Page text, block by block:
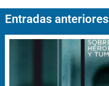
Entradas anteriores